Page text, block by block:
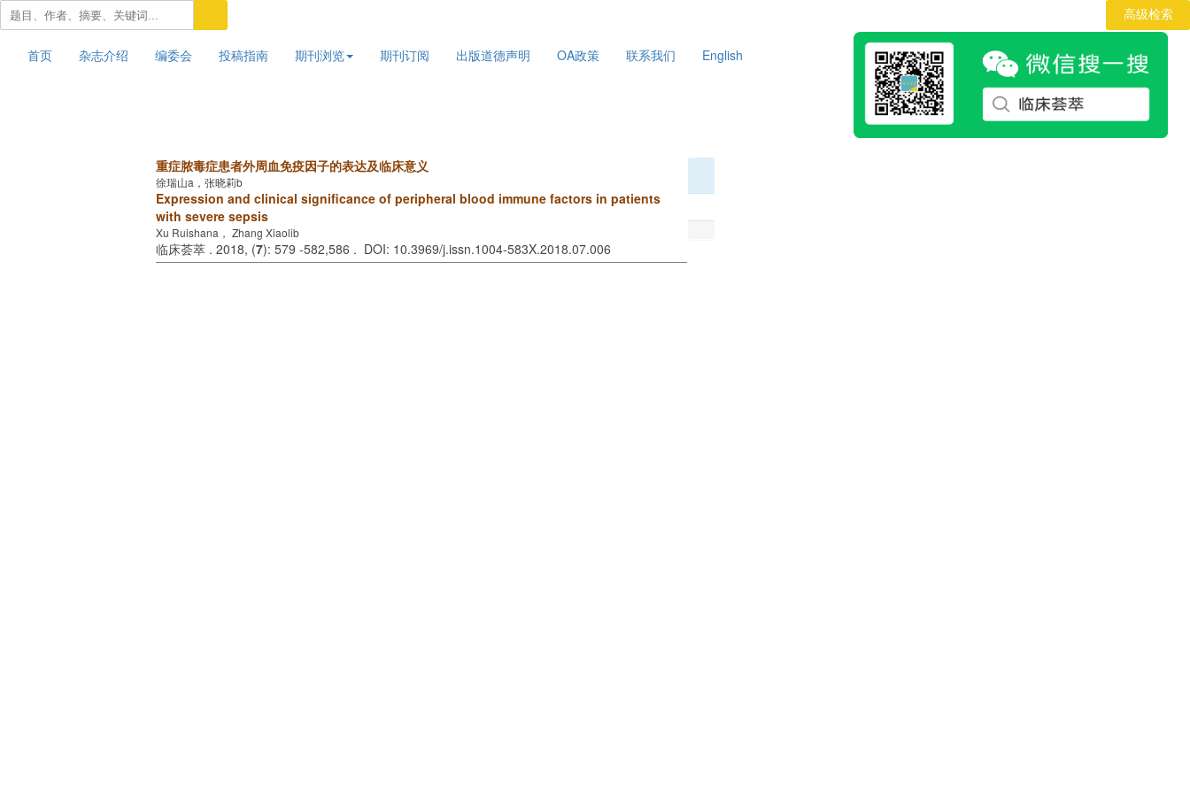
首页 杂志介绍 编委会 投稿指南 期刊浏览 期刊订阅 出版道德声明 OA政策 联系我们 English
重症脓毒症患者外周血免疫因子的表达及临床意义
徐瑞山a，张晓莉b
Expression and clinical significance of peripheral blood immune factors in patients
with severe sepsis
Xu Ruishana， Zhang Xiaolib
临床荟萃 . 2018, (7): 579 -582,586 . DOI: 10.3969/j.issn.1004-583X.2018.07.006